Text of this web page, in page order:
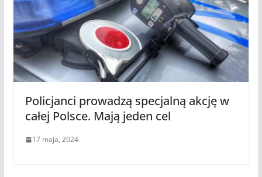
Policjanci prowadzą specjalną akcję w
całej Polsce. Mają jeden cel
17 maja, 2024